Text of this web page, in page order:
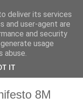
8M
deliver its services
and user-agent are
and security
usage
abuse.
IT